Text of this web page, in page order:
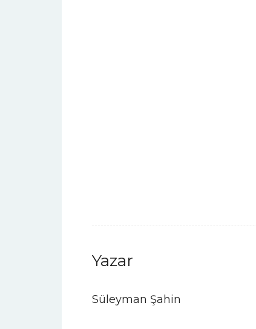
Yazar
Süleyman Şahin